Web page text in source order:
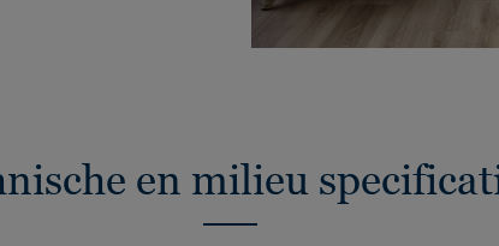
en milieu